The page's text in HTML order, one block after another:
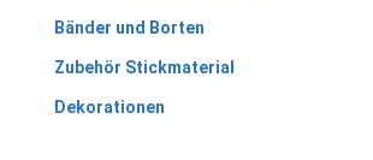
Bänder und Borten
Zubehör Stickmaterial
Dekorationen